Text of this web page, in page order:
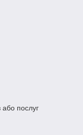
або послуг